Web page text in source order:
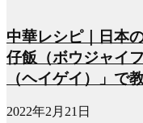
中華レシピ｜日本
仔飯（ボウジャイ
（ヘイゲイ）」で
2022年2月21日